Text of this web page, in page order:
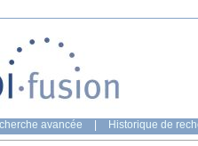
avancée Historique de